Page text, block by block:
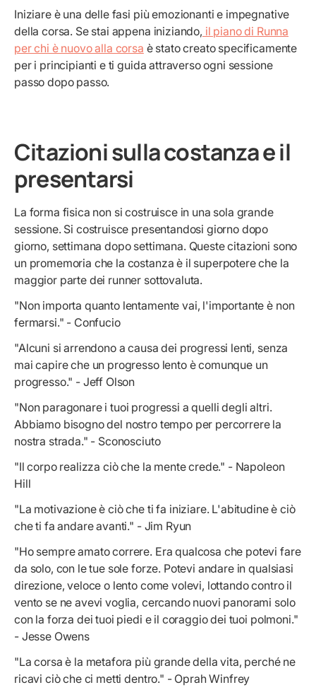
Iniziare è una delle fasi più emozionanti e impegnative
della corsa. Se stai appena iniziando, il piano di Runna
per chi è nuovo alla corsa è stato creato specificamente
per i principianti e ti guida attraverso ogni sessione
passo dopo passo.
Citazioni sulla costanza e il
presentarsi
La forma fisica non si costruisce in una sola grande
sessione. Si costruisce presentandosi giorno dopo
giorno, settimana dopo settimana. Queste citazioni sono
un promemoria che la costanza è il superpotere che la
maggior parte dei runner sottovaluta.
"Non importa quanto lentamente vai, l'importante è non
fermarsi." - Confucio
"Alcuni si arrendono a causa dei progressi lenti, senza
mai capire che un progresso lento è comunque un
progresso." - Jeff Olson
"Non paragonare i tuoi progressi a quelli degli altri.
Abbiamo bisogno del nostro tempo per percorrere la
nostra strada." - Sconosciuto
"Il corpo realizza ciò che la mente crede." - Napoleon
Hill
"La motivazione è ciò che ti fa iniziare. L'abitudine è ciò
che ti fa andare avanti." - Jim Ryun
"Ho sempre amato correre. Era qualcosa che potevi fare
da solo, con le tue sole forze. Potevi andare in qualsiasi
direzione, veloce o lento come volevi, lottando contro il
vento se ne avevi voglia, cercando nuovi panorami solo
con la forza dei tuoi piedi e il coraggio dei tuoi polmoni."
- Jesse Owens
"La corsa è la metafora più grande della vita, perché ne
ricavi ciò che ci metti dentro." - Oprah Winfrey